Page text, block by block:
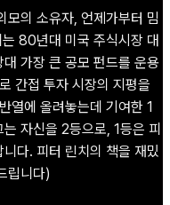
모의 소유자, 언제가부터 밈
80년대 미국 주식시장 대
가장 큰 공모 펀드를 운용
간접 투자 시장의 지평을
열에 올려놓는데 기여한 1
자신을 2등으로, 1등은 피
다. 피터 린치의 책을 재밌
립니다)